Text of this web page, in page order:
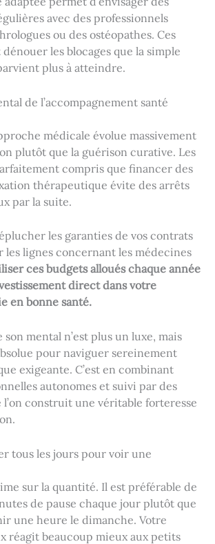
avec des professionnels
ou des ostéopathes. Ces
les blocages que la simple
plus à atteindre.
de l’accompagnement santé
médicale évolue massivement
plutôt que la guérison curative. Les
compris que financer des
thérapeutique évite des arrêts
par la suite.
les garanties de vos contrats
lignes concernant les médecines
ces budgets alloués chaque année
direct dans votre
en bonne santé.
mental n’est plus un luxe, mais
pour naviguer sereinement
exigeante. C’est en combinant
autonomes et suivi par des
l’on construit une véritable forteresse
tous les jours pour voir une
sur la quantité. Il est préférable de
de pause chaque jour plutôt que
une heure le dimanche. Votre
réagit beaucoup mieux aux petits